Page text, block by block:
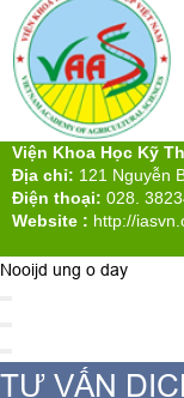
Viện Khoa Học Kỹ
Địa chỉ: 121 Nguyễn
Điện thoại: 028.
Website : http://
Nooijd ung o day
TƯ VẤN